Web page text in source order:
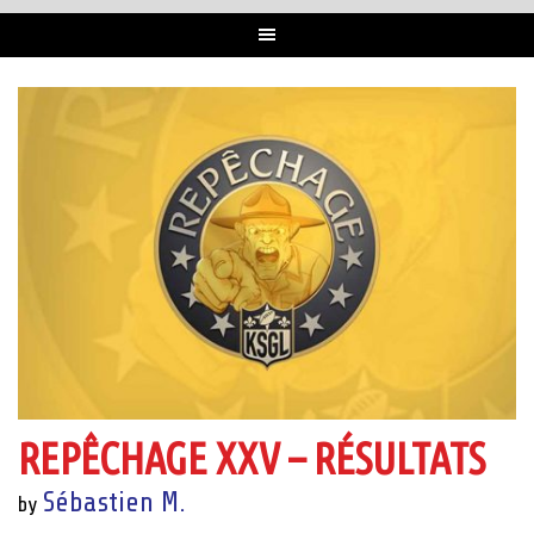
REPÊCHAGE XXV – RÉSULTATS
by Sébastien M.